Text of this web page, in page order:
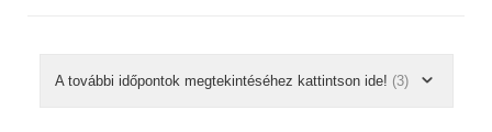
A további időpontok megtekintéséhez kattintson ide! (3)